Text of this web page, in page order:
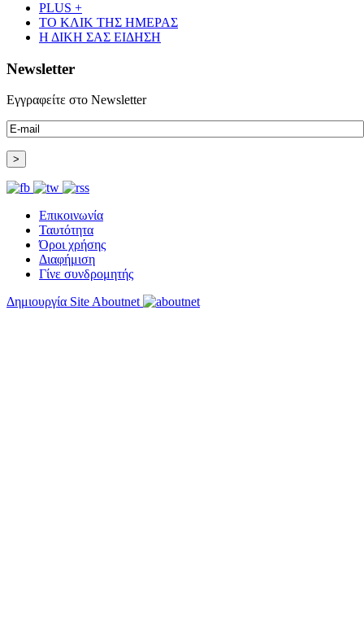
«Θέρισε» η άσφαλτος και τον Ιούλιο στην Πελοπόννησο
Βράβευσε τον Π. Καρρά ο ΑΟ Κροκεών
PLUS +
ΤΟ ΚΛΙΚ ΤΗΣ ΗΜΕΡΑΣ
Η ΔΙΚΗ ΣΑΣ ΕΙΔΗΣΗ
Newsletter
Εγγραφείτε στο Newsletter
Επικοινωνία
Ταυτότητα
Όροι χρήσης
Διαφήμιση
Γίνε συνδρομητής
Δημιουργία Site Aboutnet